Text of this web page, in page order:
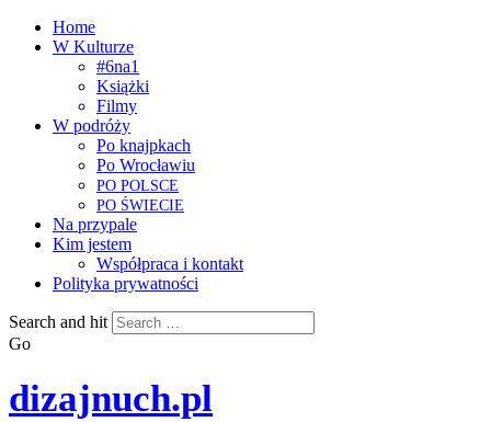
Home
W Kulturze
#6na1
Książki
Filmy
W podróży
Po knajpkach
Po Wrocławiu
PO POLSCE
PO ŚWIECIE
Na przypale
Kim jestem
Współpraca i kontakt
Polityka prywatności
Search and hit
Go
dizajnuch.pl